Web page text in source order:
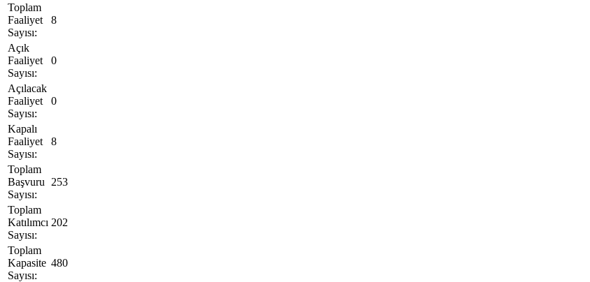
Toplam
Faaliyet
Sayısı:
8
Açık
Faaliyet
Sayısı:
0
Açılacak
Faaliyet
Sayısı:
0
Kapalı
Faaliyet
Sayısı:
8
Toplam
Başvuru
Sayısı:
253
Toplam
Katılımcı
Sayısı:
202
Toplam
Kapasite
Sayısı:
480